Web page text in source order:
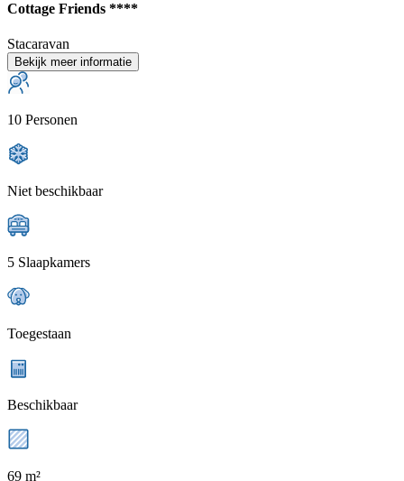
Cottage Friends ****
Stacaravan
Bekijk meer informatie
10 Personen
Niet beschikbaar
5 Slaapkamers
Toegestaan
Beschikbaar
69 m²